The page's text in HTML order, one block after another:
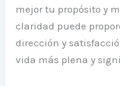
mejor tu propósito y
claridad puede
dirección y
vida más plena y